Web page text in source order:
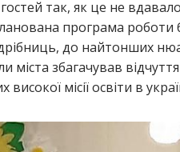
так, як це не
програма
до найтонших
міста збагачував
місії освіти в